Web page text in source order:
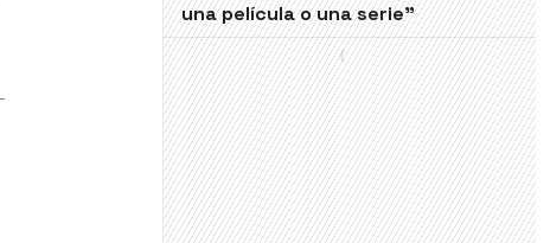
una película o una serie"